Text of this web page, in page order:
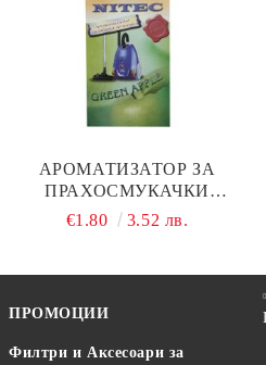
АРОМАТИЗАТОР ЗА
ПРАХОСМУКАЧКИ
NITEC, КОД М47
€1.80 3.52 лв.
ПРОМОЦИИ
Филтри и Аксесоари за